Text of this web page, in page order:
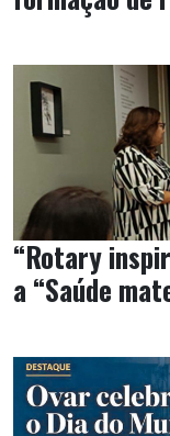
“Rotary
a “Saúde